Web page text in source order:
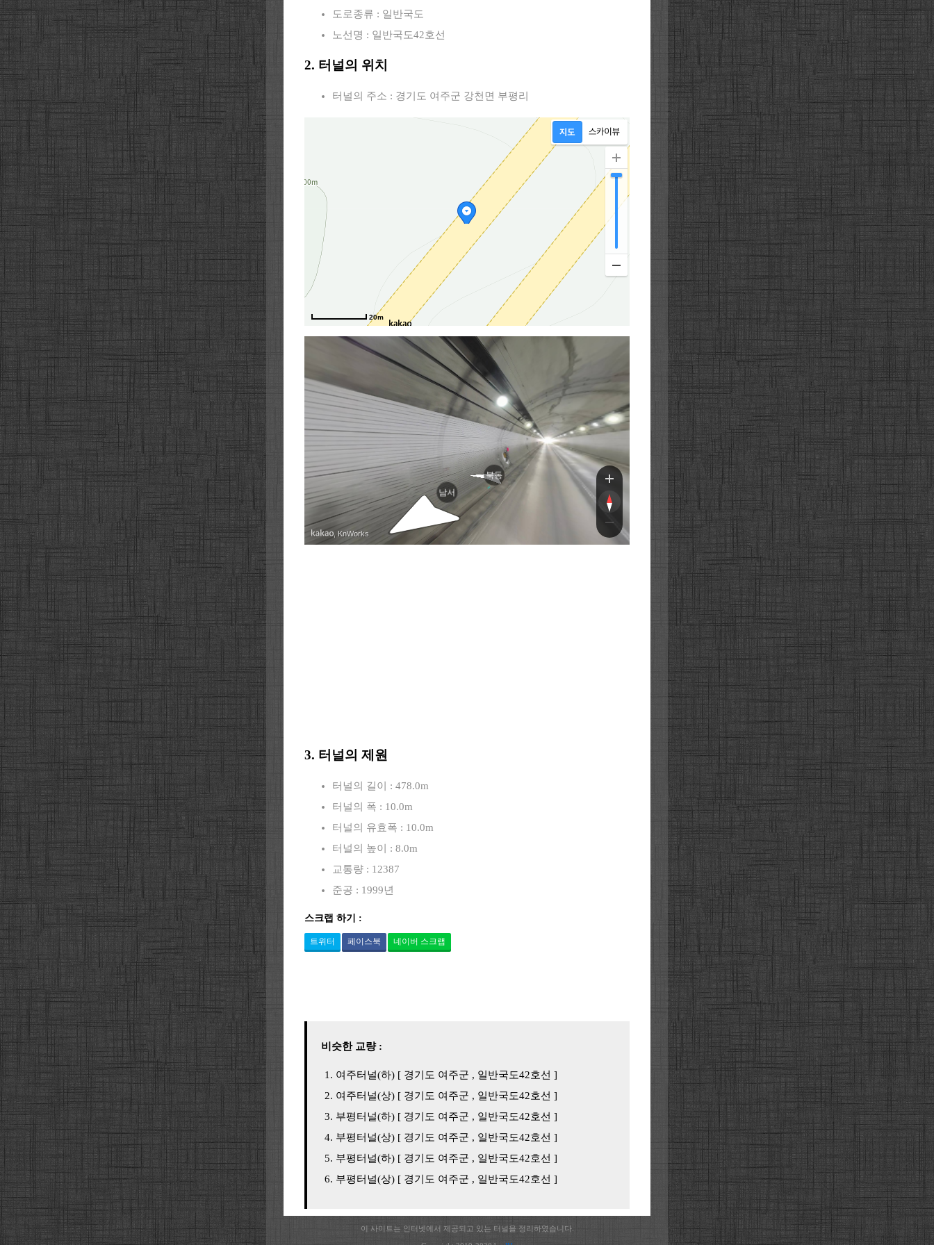
도로종류 : 일반국도
노선명 : 일반국도42호선
2. 터널의 위치
터널의 주소 : 경기도 여주군 강천면 부평리
20m
남서
북동
, KnWorks
3. 터널의 제원
터널의 길이 : 478.0m
터널의 폭 : 10.0m
터널의 유효폭 : 10.0m
터널의 높이 : 8.0m
교통량 : 12387
준공 : 1999년
스크랩 하기 :
트위터 페이스북 네이버 스크랩
비슷한 교량 :
여주터널(하) [ 경기도 여주군 , 일반국도42호선 ]
여주터널(상) [ 경기도 여주군 , 일반국도42호선 ]
부평터널(하) [ 경기도 여주군 , 일반국도42호선 ]
부평터널(상) [ 경기도 여주군 , 일반국도42호선 ]
부평터널(하) [ 경기도 여주군 , 일반국도42호선 ]
부평터널(상) [ 경기도 여주군 , 일반국도42호선 ]
이 사이트는 인터넷에서 제공되고 있는 터널을 정리하였습니다.